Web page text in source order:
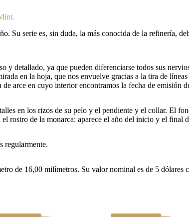
Su serie es, sin duda, la más conocida de la refinería,
detallado, ya que pueden diferenciarse todos sus
en la hoja, que nos envuelve gracias a la tira de
arce en cuyo interior encontramos la fecha de emisión
en los rizos de su pelo y el pendiente y el collar. El
rostro de la monarca: aparece el año del inicio y el final
regularmente.
de 16,00 milímetros. Su valor nominal es de 5 dólares